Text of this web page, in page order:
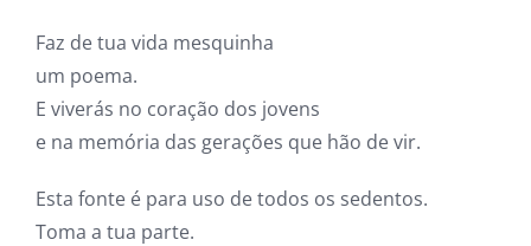
Faz de tua vida mesquinha
um poema.
E viverás no coração dos jovens
e na memória das gerações que hão de vir.
Esta fonte é para uso de todos os sedentos.
Toma a tua parte.